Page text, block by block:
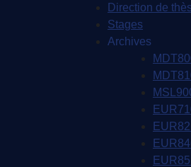
Direction de
Stages
Archives